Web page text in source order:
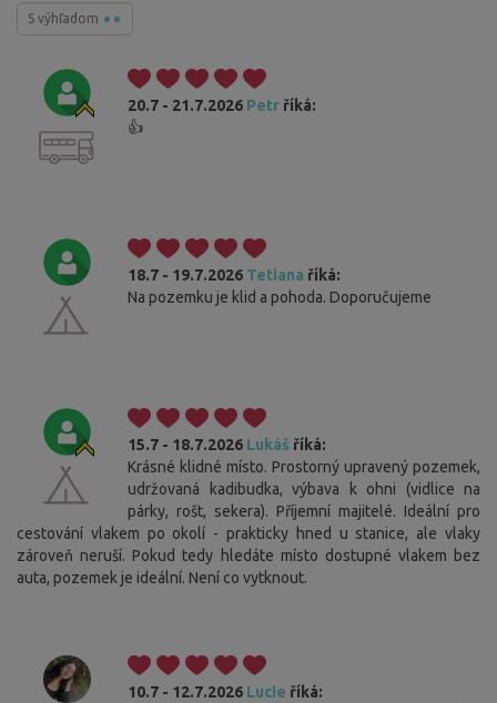
S výhľadom
20.7 - 21.7.2026 Petr říká:
👍
18.7 - 19.7.2026 Tetiana říká:
Na pozemku je klid a pohoda. Doporučujeme
15.7 - 18.7.2026 Lukáš říká:
Krásné klidné místo. Prostorný upravený pozemek,
udržovaná kadibudka, výbava k ohni (vidlice na
párky, rošt, sekera). Příjemní majitelé. Ideální pro
cestování vlakem po okolí - prakticky hned u stanice, ale vlaky
zároveň neruší. Pokud tedy hledáte místo dostupné vlakem bez
auta, pozemek je ideální. Není co vytknout.
10.7 - 12.7.2026 Lucie říká: